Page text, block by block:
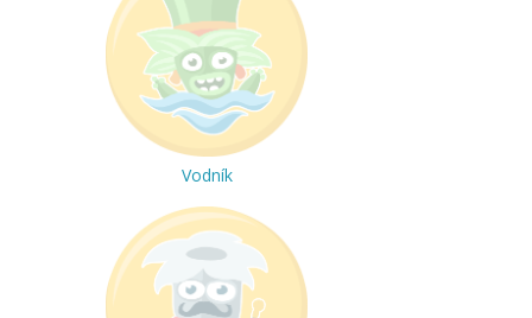
Vodník